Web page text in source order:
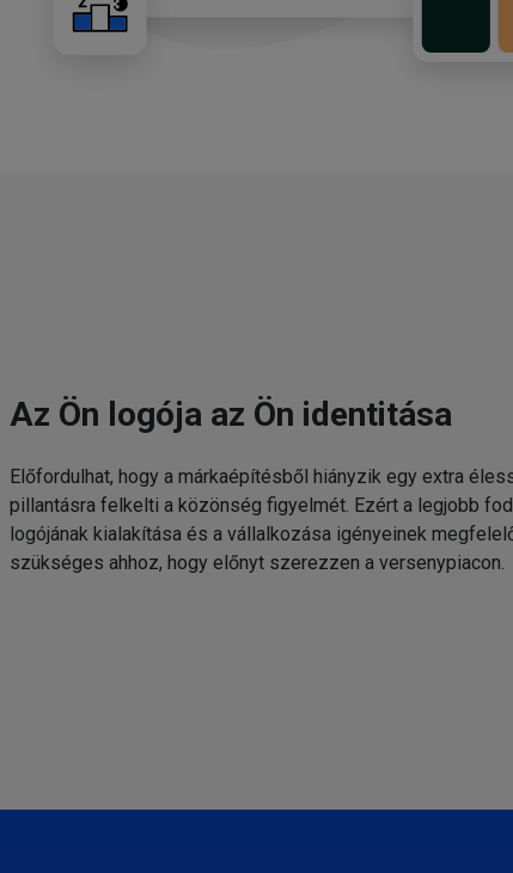
Az Ön logója az Ön identitása
Előfordulhat, hogy a márkaépítésből hiányzik egy extra
pillantásra felkelti a közönség figyelmét. Ezért a legjobb
logójának kialakítása és a vállalkozása igényeinek
szükséges ahhoz, hogy előnyt szerezzen a versenypiacon.